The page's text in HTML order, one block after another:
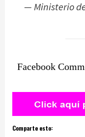
— Ministerio
Facebook
Comparte esto: